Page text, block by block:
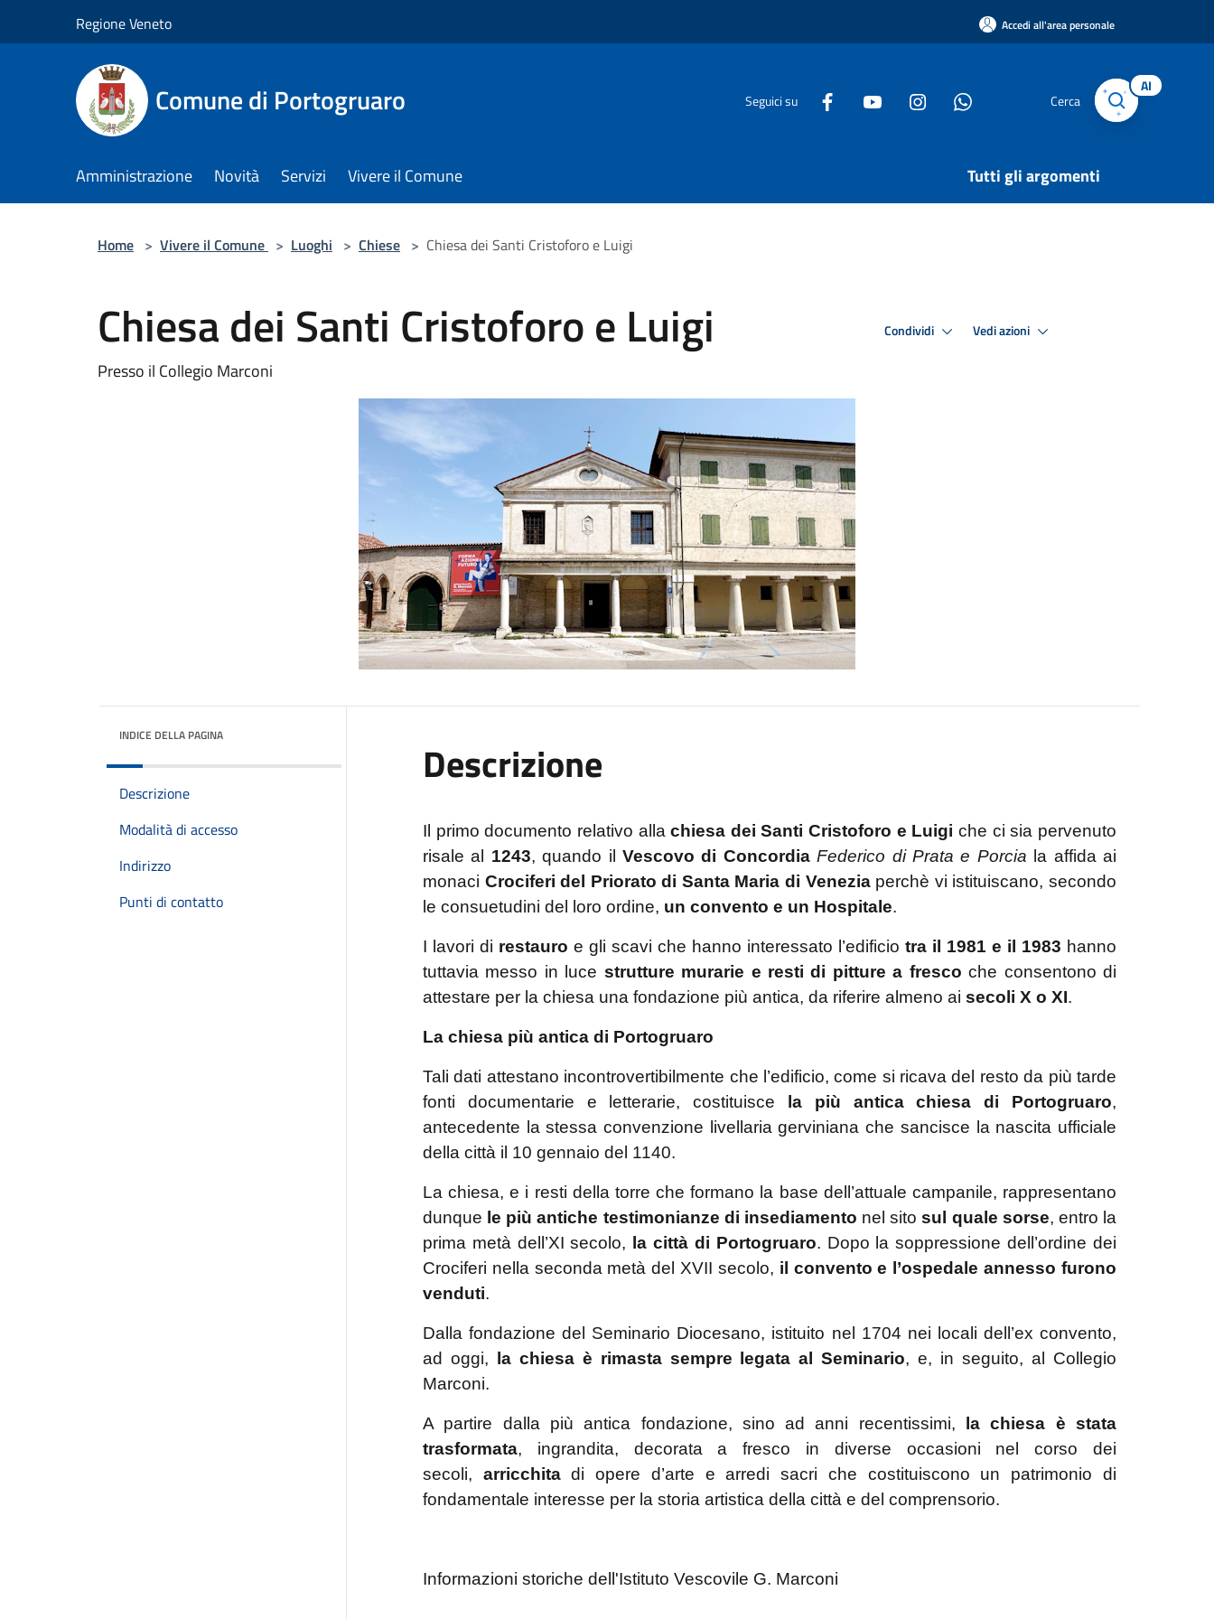
Regione Veneto Accedi all'area personale
Comune di Portogruaro Seguici su Cerca
AI
Amministrazione Novità Servizi Vivere il Comune Tutti gli argomenti
Home > Vivere il Comune > Luoghi > Chiese > Chiesa dei Santi Cristoforo e Luigi
Chiesa dei Santi Cristoforo e Luigi
Presso il Collegio Marconi
Condividi Vedi azioni
INDICE DELLA PAGINA
Descrizione
Modalità di accesso
Indirizzo
Punti di contatto
Descrizione
Il primo documento relativo allachiesa dei Santi Cristoforo e Luigi che ci sia pervenuto
risale al 1243, quando il Vescovo di Concordia Federico di Prata e Porcia la affida ai
monaci Crociferi del Priorato di Santa Maria di Veneziaperchè vi istituiscano, secondo
le consuetudini del loro ordine, un convento e un Hospitale.
I lavori di restauro e gli scavi che hanno interessato l’edificio tra il 1981 e il 1983 hanno
tuttavia messo in luce strutture murarie e resti di pitture a fresco che consentono di
attestare per la chiesa una fondazione più antica, da riferire almeno ai secoli X o XI.
La chiesa più antica di Portogruaro
Tali dati attestano incontrovertibilmente che l’edificio, come si ricava del resto da più tarde
fonti documentarie e letterarie, costituisce
la più antica chiesa di Portogruaro,
antecedente la stessa convenzione livellaria gerviniana che sancisce la nascita ufficiale
della città il 10 gennaio del 1140.
La chiesa, e i resti della torre che formano la base dell’attuale campanile, rappresentano
dunque le più antiche testimonianze di insediamento nel sitosul quale sorse, entro la
prima metà dell’XI secolo,
la città di Portogruaro. Dopo la soppressione dell’ordine dei
Crociferi nella seconda metà del XVII secolo, il convento e l’ospedale annesso furono
venduti.
Dalla fondazione del Seminario Diocesano, istituito nel 1704 nei locali dell’ex convento,
ad oggi,
la chiesa è rimasta sempre legata al Seminario, e, in seguito, al Collegio
Marconi.
A partire dalla più antica fondazione, sino ad anni recentissimi,
la chiesa è stata
trasformata, ingrandita, decorata a fresco in diverse occasioni nel corso dei
secoli, arricchitadi opere d’arte e arredi sacri che costituiscono un patrimonio di
fondamentale interesse per la storia artistica della città e del comprensorio.
Informazioni storiche dell'Istituto Vescovile G. Marconi